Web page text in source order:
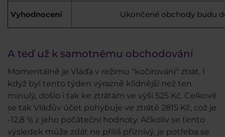
Vyhodnocení Ukončené obchody budu
A teď už k samotnému obchodování
Momentálně je Vláďa v režimu "kočírování" ztrát. I
když byl tento týden výrazně klidnější než ten
minulý, došlo i tak ke ztrátám ve výši 525 Kč. Celkově
se tak Vláďův účet pohybuje ve ztrátě 2815 Kč, což je
-12,8 % z jeho počáteční hodnoty. Ačkoliv se tento
výsledek může zdát ne příliš příznivý, je potřeba se